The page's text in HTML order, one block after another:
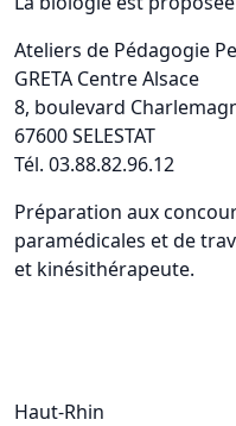
Ateliers de Pédagogie
GRETA Centre Alsace
8, boulevard
67600 SELESTAT
Tél. 03.88.82.96.12
Préparation aux
paramédicales et de
et kinésithérapeute.
Haut-Rhin